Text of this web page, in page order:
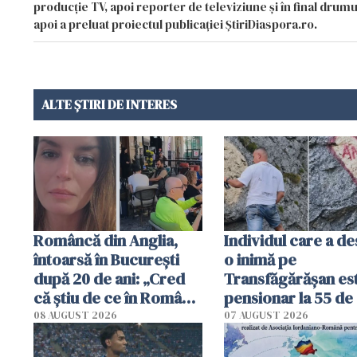
producție TV, apoi reporter de televiziune și în final
apoi a preluat proiectul publicației ȘtiriDiaspora.ro.
ALTE ȘTIRI DE INTERES
Româncă din Anglia,
întoarsă în București
după 20 de ani: „Cred
că știu de ce în România
se trăiește mai bine ca
în Anglia. E schimbat"
08 AUGUST 2026
Individul care a
o inimă pe
Transfăgărășan
pensionar la 55 de
Poliția l-a
07 AUGUST 2026